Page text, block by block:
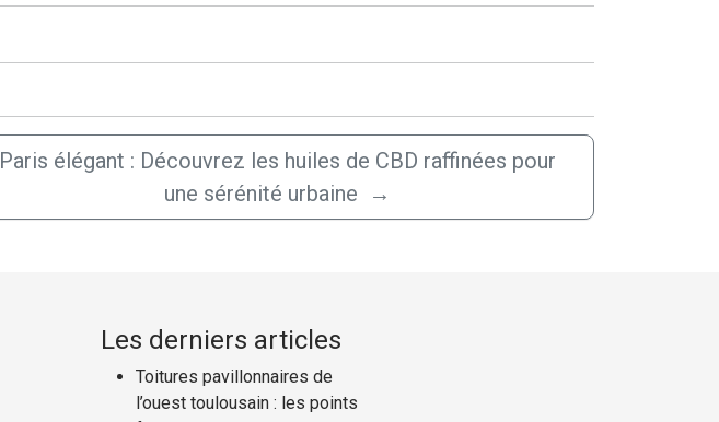
Paris élégant : Découvrez les huiles de CBD raffinées pour
une sérénité urbaine
→
Les derniers articles
Toitures pavillonnaires de
l’ouest toulousain : les points